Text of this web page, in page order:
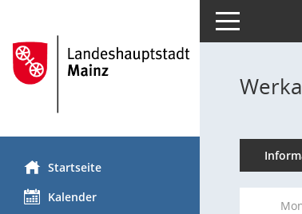
Startseite
Kalender
Toggle navigation